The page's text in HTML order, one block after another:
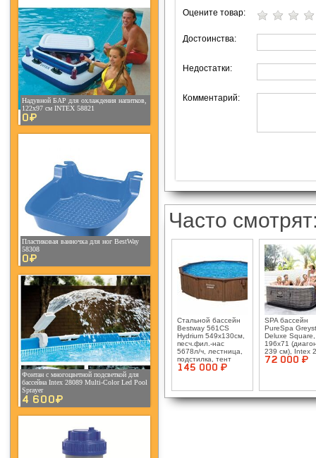
Надувной БАР для охлаждения напитков,
122х97 см INTEX 58821
0¤
Пластиковая ванночка для ног BestWay
58308
0¤
Фонтан с многоцветной подсветкой для
бассейна Intex 28089 Multi-Color Led Pool
Sprayer
4 600¤
Оцените товар:
Достоинства:
Недостатки:
Комментарий:
Часто
Стальной бассейн
Bestway 561CS
Hydrium 549х130см,
песч.фил.-нас
5678л/ч, лестница,
подстилка, тент
145 000 ¤
SPA бассейн
PureSpa
Deluxe Square,
196x71
239 см), Intex
72 000 ¤